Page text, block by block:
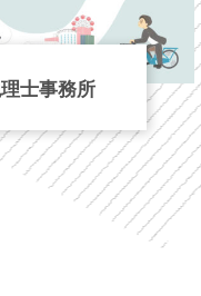
士事務所